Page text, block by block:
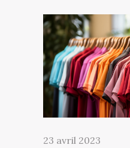
23 avril 2023